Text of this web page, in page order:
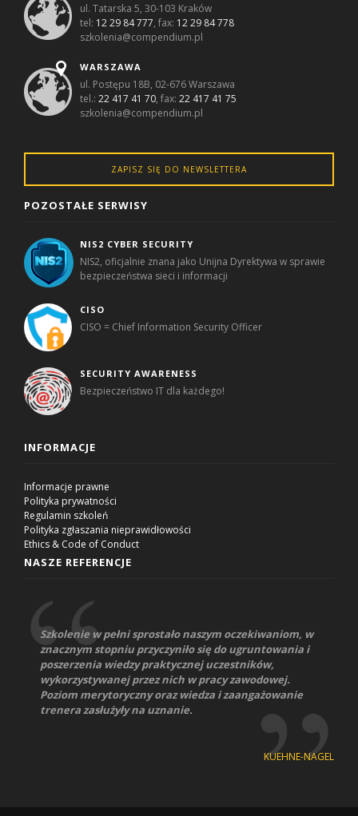
ul. Tatarska 5, 30-103 Kraków
tel: 12 29 84 777, fax: 12 29 84 778
szkolenia@compendium.pl
WARSZAWA
ul. Postępu 18B, 02-676 Warszawa
tel.:22 417 41 70, fax:22 417 41 75
szkolenia@compendium.pl
ZAPISZ SIĘ DO NEWSLETTERA
POZOSTAŁE SERWISY
NIS2 CYBER SECURITY
NIS2, oficjalnie znana jako Unijna Dyrektywa w sprawie
bezpieczeństwa sieci i informacji
CISO
CISO = Chief Information Security Officer
SECURITY AWARENESS
Bezpieczeństwo IT dla każdego!
INFORMACJE
Informacje prawne
Polityka prywatności
Regulamin szkoleń
Polityka zgłaszania nieprawidłowości
Ethics & Code of Conduct
NASZE REFERENCJE
Szkolenie w pełni sprostało naszym oczekiwaniom, w
znacznym stopniu przyczyniło się do ugruntowania i
poszerzenia wiedzy praktycznej uczestników,
wykorzystywanej przez nich w pracy zawodowej.
Poziom merytoryczny oraz wiedza i zaangażowanie
trenera zasłużyły na uznanie.
KUEHNE-NAGEL